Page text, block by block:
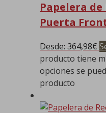
Papelera de
Puerta
Desde: 364,98€
producto tiene
opciones se
producto